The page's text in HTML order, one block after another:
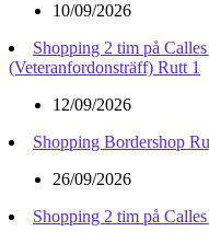
10/09/2026
Shopping 2 tim på
(Veteranfordonsträff) Rutt 1
12/09/2026
Shopping Bordershop
26/09/2026
Shopping 2 tim på